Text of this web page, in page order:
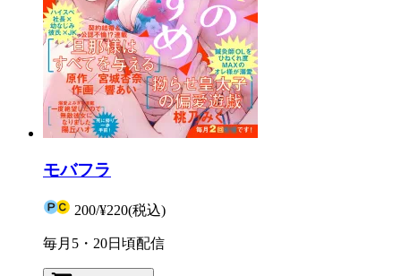
モバフラ
200/¥220(税込)
毎月5・20日頃配信